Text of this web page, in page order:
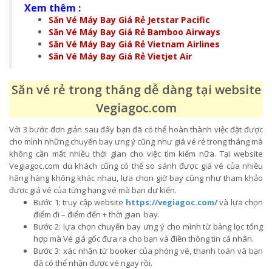
Xem thêm :
Săn Vé Máy Bay Giá Rẻ Jetstar Pacific
Săn Vé Máy Bay Giá Rẻ Bamboo Airways
Săn Vé Máy Bay Giá Rẻ Vietnam Airlines
Săn Vé Máy Bay Giá Rẻ Vietjet Air
Săn vé rẻ trong tháng dễ dàng tại website
Vegiagoc.com
Với 3 bước đơn giản sau đây bạn đã có thể hoàn thành việc đặt được
cho mình những chuyến bay ưng ý cũng như giá vé rẻ trong tháng mà
không cần mất nhiều thời gian cho việc tìm kiếm nữa. Tại website
Vegiagoc.com du khách cũng có thể so sánh được giá vé của nhiều
hãng hàng không khác nhau, lựa chọn giờ bay cũng như tham khảo
được giá vé của từng hạng vé mà bạn dự kiến.
Bước 1: truy cập website https://vegiagoc.com/và lựa chọn
điểm đi – điểm đến + thời gian bay.
Bước 2: lựa chọn chuyến bay ưng ý cho mình từ bảng lọc tổng
hợp mà Vé giá gốc đưa ra cho bạn và điền thông tin cá nhân.
Bước 3: xác nhận từ booker của phòng vé, thanh toán và bạn
đã có thể nhận được vé ngay rồi.